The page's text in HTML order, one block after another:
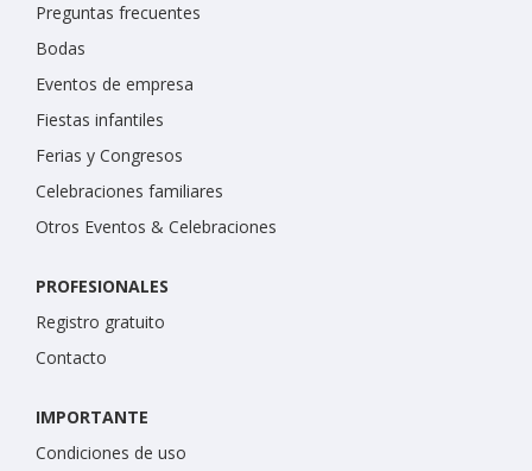
Preguntas frecuentes
Bodas
Eventos de empresa
Fiestas infantiles
Ferias y Congresos
Celebraciones familiares
Otros Eventos & Celebraciones
PROFESIONALES
Registro gratuito
Contacto
IMPORTANTE
Condiciones de uso